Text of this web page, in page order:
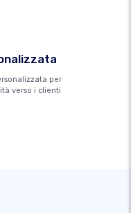
per
verso i clienti